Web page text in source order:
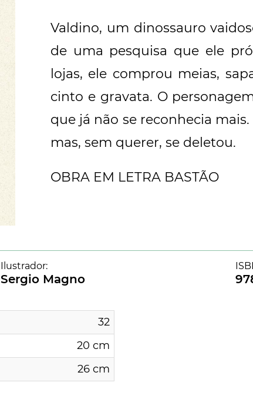
Valdino, um dinossauro
de uma pesquisa que ele
lojas, ele comprou meias,
cinto e gravata. O
que já não se reconhecia
mas, sem querer, se deletou.
OBRA EM LETRA BASTÃO
Ilustrador:
Sergio Magno
32
20 cm
26 cm